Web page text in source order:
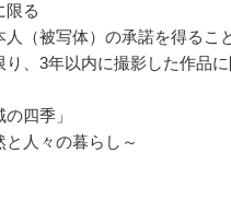
限る
（被写体）の承諾を得るこ
、3年以内に撮影した作品に
の四季」
と人々の暮らし～